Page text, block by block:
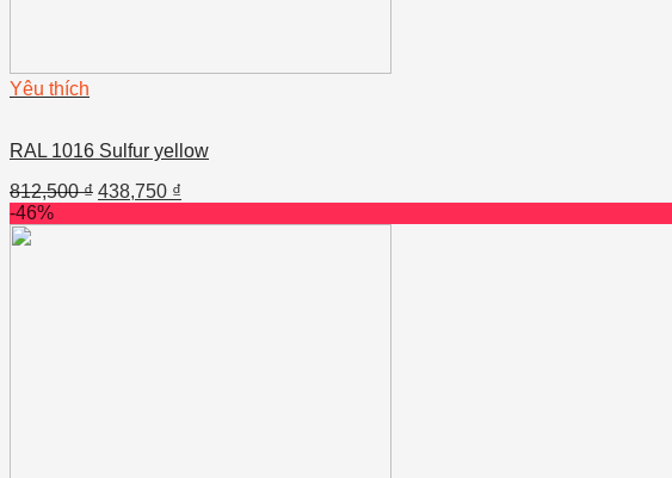
Yêu thích
RAL 1016 Sulfur yellow
812,500₫ 438,750 ₫
-46%